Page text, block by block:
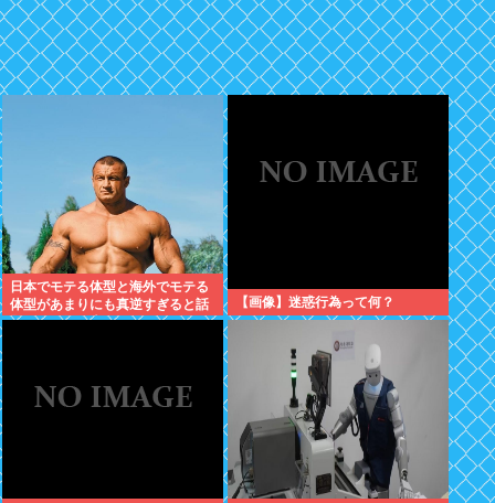
日本でモテる体型と海外でモテる
体型があまりにも真逆すぎると話
題に。何故日本人はヒョロガリを
【画像】迷惑行為って何？